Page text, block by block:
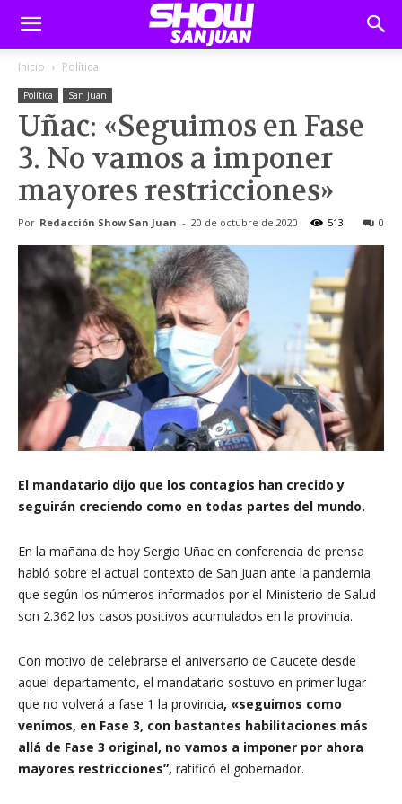
Inicio Política
Política San Juan
Uñac: «Seguimos en Fase
3. No vamos a imponer
mayores restricciones»
Por Redacción Show San Juan - 20 de octubre de 2020 0
513
El mandatario dijo que los contagios han crecido y
seguirán creciendo como en todas partes del mundo.
En la mañana de hoy Sergio Uñac en conferencia de prensa
habló sobre el actual contexto de San Juan ante la pandemia
que según los números informados por el Ministerio de Salud
son 2.362 los casos positivos acumulados en la provincia.
Con motivo de celebrarse el aniversario de Caucete desde
aquel departamento, el mandatario sostuvo en primer lugar
que no volverá a fase 1 la provincia, «seguimos como
venimos, en Fase 3, con bastantes habilitaciones más
allá de Fase 3 original, no vamos a imponer por ahora
mayores restricciones”, ratificó el gobernador.